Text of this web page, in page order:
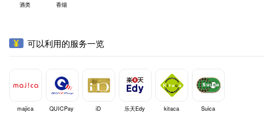
酒类 香烟
可以利用的服务一览
majica QUICPay iD 乐天Edy kitaca Suica